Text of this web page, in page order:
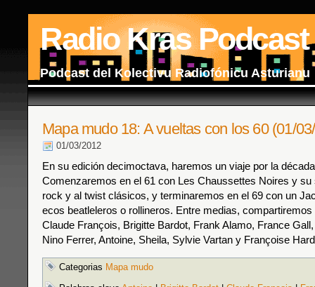
Radio Kras Podcast
Podcast del Kolectivu Radiofónicu Asturianu
Mapa mudo 18: A vueltas con los 60 (01/
01/03/2012
En su edición decimoctava, haremos un viaje por la
Comenzaremos en el 61 con Les Chaussettes Noires y su
rock y al twist clásicos, y terminaremos en el 69 con un
ecos beatleleros o rollineros. Entre medias,
Claude François, Brigitte Bardot, Frank Alamo, France
Nino Ferrer, Antoine, Sheila, Sylvie Vartan y Françoise
Categorias Mapa mudo